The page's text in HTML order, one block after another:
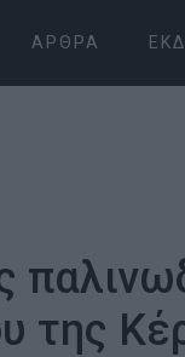
ΆΡΘΡΑ
της